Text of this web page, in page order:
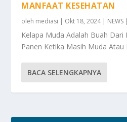
MANFAAT KESEHATAN
oleh mediasi | Okt 18, 2024| NEWS |
Kelapa Muda Adalah Buah Dari
Panen Ketika Masih Muda Atau
BACA SELENGKAPNYA